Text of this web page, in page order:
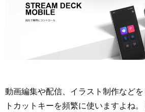
動画編集や配信、イラスト制作など
トカットキーを頻繁に使いますよね